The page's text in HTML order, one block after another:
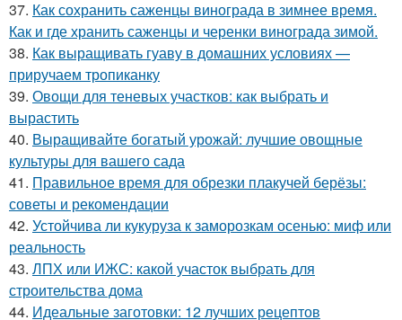
37. Как сохранить саженцы винограда в зимнее время.
Как и где хранить саженцы и черенки винограда зимой.
38. Как выращивать гуаву в домашних условиях —
приручаем тропиканку
39. Овощи для теневых участков: как выбрать и
вырастить
40. Выращивайте богатый урожай: лучшие овощные
культуры для вашего сада
41. Правильное время для обрезки плакучей берёзы:
советы и рекомендации
42. Устойчива ли кукуруза к заморозкам осенью: миф или
реальность
43. ЛПХ или ИЖС: какой участок выбрать для
строительства дома
44. Идеальные заготовки: 12 лучших рецептов